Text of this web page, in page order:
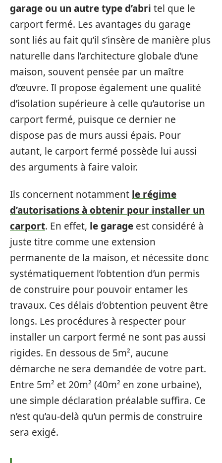
garage ou un autre type d’abri tel que le
carport fermé. Les avantages du garage
sont liés au fait qu’il s’insère de manière plus
naturelle dans l’architecture globale d’une
maison, souvent pensée par un maître
d’œuvre. Il propose également une qualité
d’isolation supérieure à celle qu’autorise un
carport fermé, puisque ce dernier ne
dispose pas de murs aussi épais. Pour
autant, le carport fermé possède lui aussi
des arguments à faire valoir.
Ils concernent notamment le régime
d’autorisations à obtenir pour installer un
carport. En effet, le garage est considéré à
juste titre comme une extension
permanente de la maison, et nécessite donc
systématiquement l’obtention d’un permis
de construire pour pouvoir entamer les
travaux. Ces délais d’obtention peuvent être
longs. Les procédures à respecter pour
installer un carport fermé ne sont pas aussi
rigides. En dessous de 5m², aucune
démarche ne sera demandée de votre part.
Entre 5m² et 20m² (40m² en zone urbaine),
une simple déclaration préalable suffira. Ce
n’est qu’au-delà qu’un permis de construire
sera exigé.